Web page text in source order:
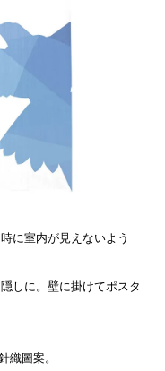
に室内が見えないよう
しに。壁に掛けてポスタ
織圖案。